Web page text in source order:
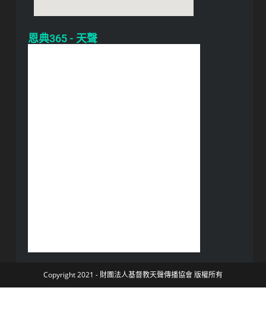
恩典365 - 天聲
Copyright 2021 - 財團法人基督教天聲傳播協會 版權所有